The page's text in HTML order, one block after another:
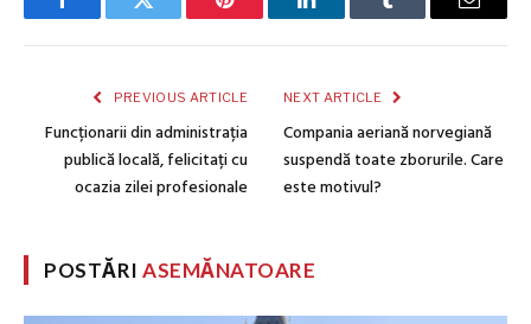
FacebookTwitter Pinterest LinkedInTumblr Email
PREVIOUS ARTICLE
Funcționarii din administrația
publică locală, felicitați cu
ocazia zilei profesionale
NEXT ARTICLE
Compania aeriană norvegiană
suspendă toate zborurile. Care
este motivul?
POSTĂRIASEMĂNATOARE